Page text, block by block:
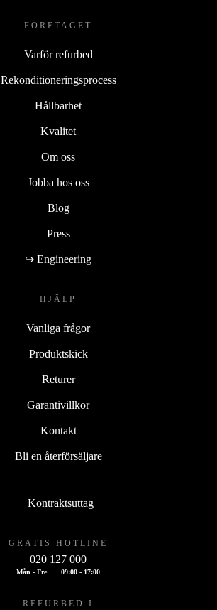
FÖRETAGET
Varför refurbed
Rekonditioneringsprocess
Hållbarhet
Kvalitet
Om oss
Jobba hos oss
Blog
Press
↪ Engineering
HJÄLP
Vanliga frågor
Produktskick
Returer
Garantivillkor
Kontakt
Bli en återförsäljare
Kontraktsuttag
GRATIS HOTLINE
020 127 000
Mån - Fre 09:00 - 17:00
REFURBED I